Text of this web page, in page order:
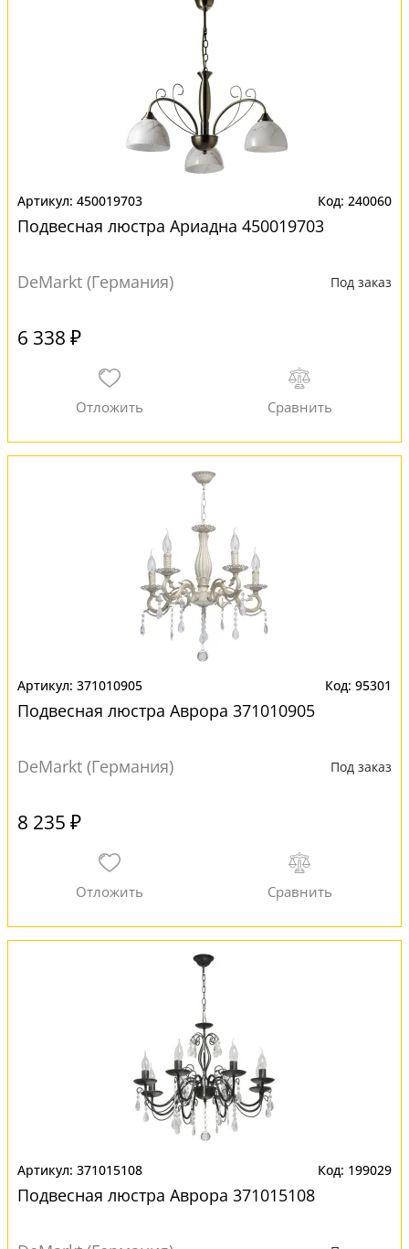
450019703 240060
Подвесная люстра Ариадна 450019703
DeMarkt (Германия) Под заказ
6 338 ₽
371010905 95301
Подвесная люстра Аврора 371010905
DeMarkt (Германия) Под заказ
8 235 ₽
371015108 199029
Подвесная люстра Аврора 371015108